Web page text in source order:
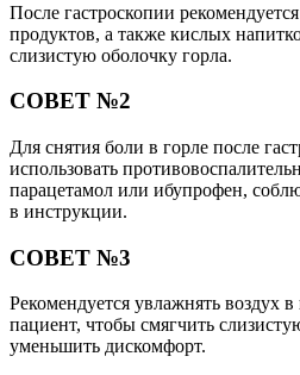
После гастроскопии
продуктов, а также кислых
слизистую оболочку горла.
СОВЕТ №2
Для снятия боли в горле после
использовать
парацетамол или ибупрофен,
в инструкции.
СОВЕТ №3
Рекомендуется увлажнять воздух
пациент, чтобы смягчить
уменьшить дискомфорт.